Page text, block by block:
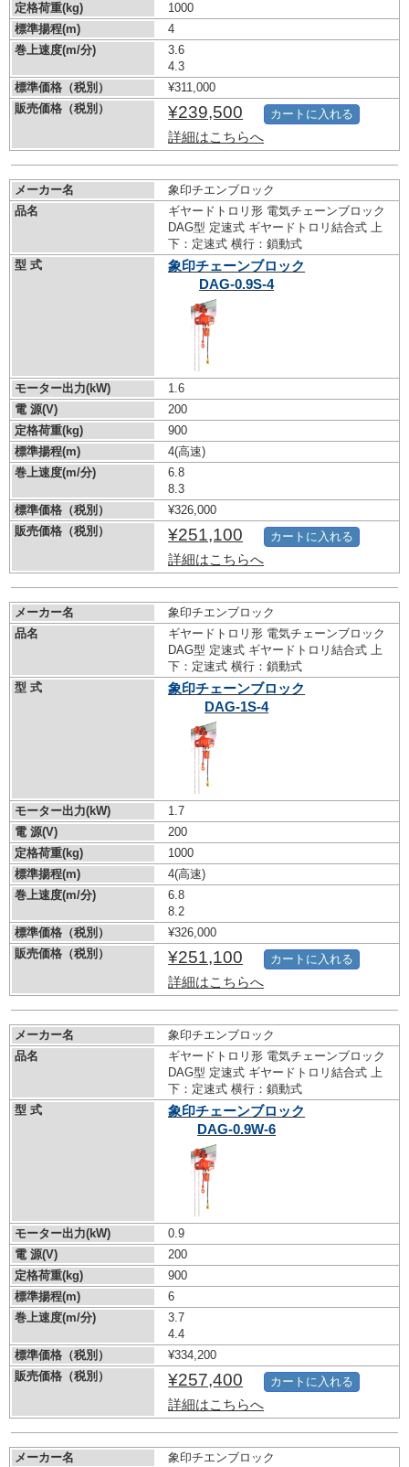
定格荷重(kg)
1000
標準揚程(m)
4
巻上速度(m/分)
3.6
4.3
標準価格（税別）
¥311,000
販売価格（税別）
¥239,500
詳細はこちらへ
カートに入れる
メーカー名
象印チエンブロック
品名
ギヤードトロリ形 電気チェーンブロック
DAG型 定速式 ギヤードトロリ結合式 上
下：定速式 横行：鎖動式
型 式
象印チェーンブロック
DAG-0.9S-4
モーター出力(kW)
1.6
電 源(V)
200
定格荷重(kg)
900
標準揚程(m)
4(高速)
巻上速度(m/分)
6.8
8.3
標準価格（税別）
¥326,000
販売価格（税別）
¥251,100
詳細はこちらへ
カートに入れる
メーカー名
象印チエンブロック
品名
ギヤードトロリ形 電気チェーンブロック
DAG型 定速式 ギヤードトロリ結合式 上
下：定速式 横行：鎖動式
型 式
象印チェーンブロック
DAG-1S-4
モーター出力(kW)
1.7
電 源(V)
200
定格荷重(kg)
1000
標準揚程(m)
4(高速)
巻上速度(m/分)
6.8
8.2
標準価格（税別）
¥326,000
販売価格（税別）
¥251,100
詳細はこちらへ
カートに入れる
メーカー名
象印チエンブロック
品名
ギヤードトロリ形 電気チェーンブロック
DAG型 定速式 ギヤードトロリ結合式 上
下：定速式 横行：鎖動式
型 式
象印チェーンブロック
DAG-0.9W-6
モーター出力(kW)
0.9
電 源(V)
200
定格荷重(kg)
900
標準揚程(m)
6
巻上速度(m/分)
3.7
4.4
標準価格（税別）
¥334,200
販売価格（税別）
¥257,400
詳細はこちらへ
カートに入れる
メーカー名 象印チエンブロック